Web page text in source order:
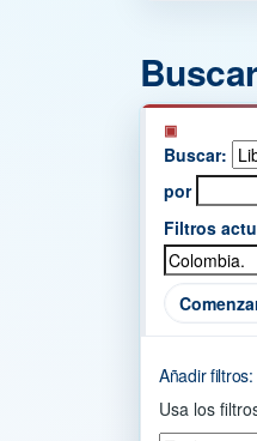
Buscar:
por
Filtros
Añadir filtros:
Usa los